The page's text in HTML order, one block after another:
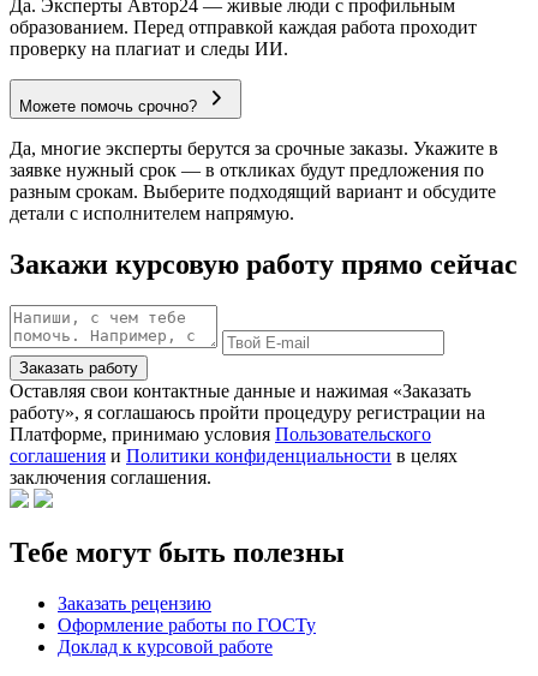
Да. Эксперты Автор24 — живые люди с профильным
образованием. Перед отправкой каждая работа проходит
проверку на плагиат и следы ИИ.
Можете помочь срочно?
Да, многие эксперты берутся за срочные заказы. Укажите в
заявке нужный срок — в откликах будут предложения по
разным срокам. Выберите подходящий вариант и обсудите
детали с исполнителем напрямую.
Закажи курсовую работу прямо сейчас
Заказать работу
Оставляя свои контактные данные и нажимая «Заказать
работу», я соглашаюсь пройти процедуру регистрации на
Платформе, принимаю условия Пользовательского
соглашения и Политики конфиденциальности в целях
заключения соглашения.
Тебе могут быть полезны
Заказать рецензию
Оформление работы по ГОСТу
Доклад к курсовой работе